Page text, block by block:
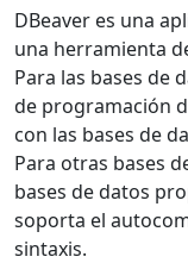
DBeaver es una
una herramienta
Para las bases de
de programación
con las bases de
Para otras bases
bases de datos
soporta el
sintaxis.